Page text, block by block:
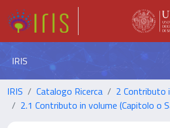
IRIS
IRIS Catalogo Ricerca
2 Contributo
2.1 Contributo in volume (Capitolo o